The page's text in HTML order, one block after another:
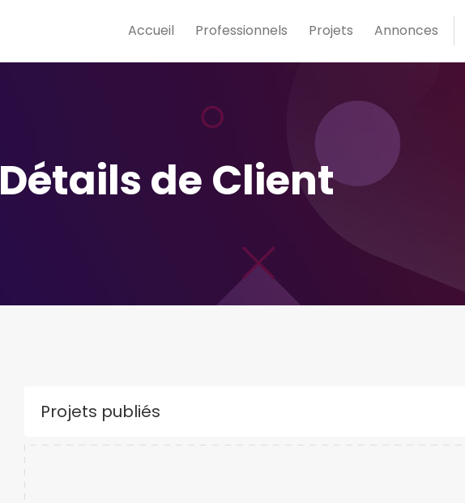
Accueil Professionnels Projets Annonces
Détails de Client
Projets publiés